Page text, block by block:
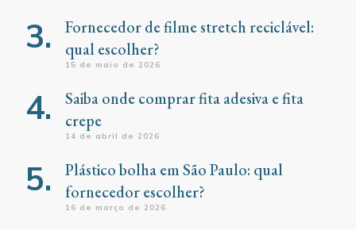
Fornecedor de filme stretch reciclável:
qual escolher?
15 de maio de 2026
Saiba onde comprar fita adesiva e fita
crepe
14 de abril de 2026
Plástico bolha em São Paulo: qual
fornecedor escolher?
16 de março de 2026